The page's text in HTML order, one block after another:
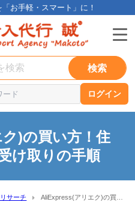
お手軽・スマート」に！
検索
ログイン
)の買い方！住
け取りの手順
サーチ
AliExpress(アリエク)の買い